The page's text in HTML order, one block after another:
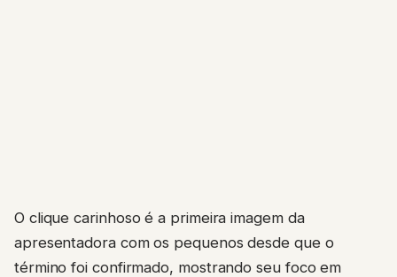
O clique carinhoso é a primeira imagem da
apresentadora com os pequenos desde que o
término foi confirmado, mostrando seu foco em